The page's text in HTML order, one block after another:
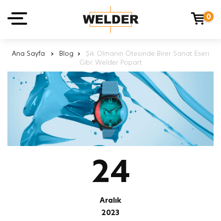
0
Ana Sayfa › Blog ›
Şık Olmanın Ötesinde Birer Sanat Eseri
Gibi: Welder Popart
24
Aralık
2023